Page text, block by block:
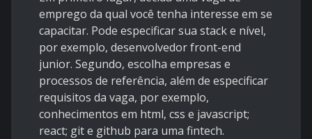
emprego da qual você tenha interesse em se
capacitar. Pode especificar sua stack e nível,
por exemplo, desenvolvedor front-end
junior. Segundo, escolha empresas e
processos de referência, além de especificar
requisitos da vaga, por exemplo,
conhecimentos em html, css e javascript;
react; git e github para uma fintech.